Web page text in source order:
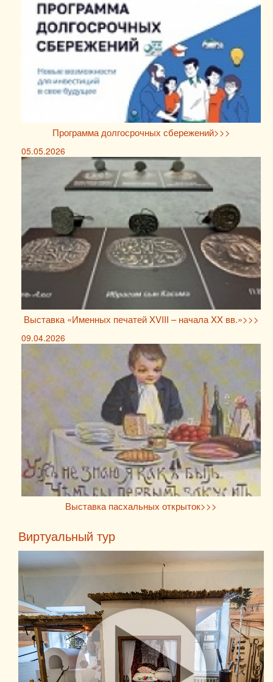
Программа долгосрочных сбережений>>>
05.05.2026
Выставка «Именных печатей XVIII – начала XX вв.»>>>
09.04.2026
Выставка пасхальных открыток>>>
Виртуальный тур